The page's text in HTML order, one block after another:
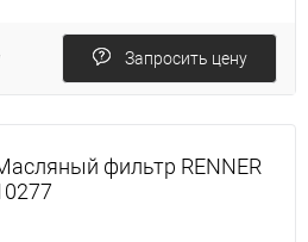
Запросить цену
фильтр RENNER